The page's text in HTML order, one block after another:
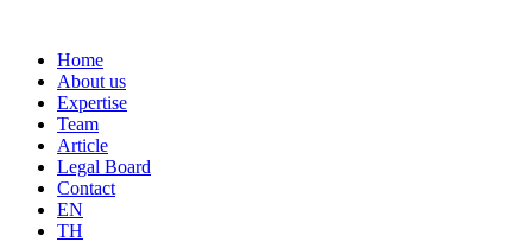
Home
About us
Expertise
Team
Article
Legal Board
Contact
EN
TH